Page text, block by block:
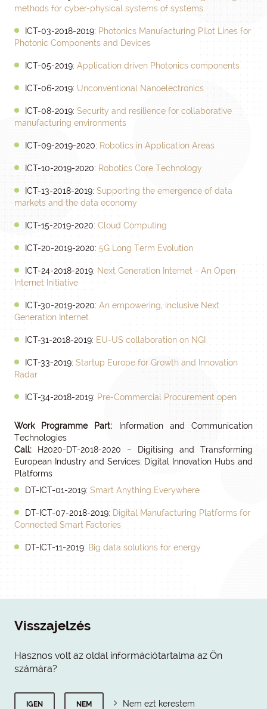
methods for cyber-physical systems of systems
ICT-03-2018-2019: Photonics Manufacturing Pilot Lines for
Photonic Components and Devices
ICT-05-2019: Application driven Photonics components
ICT-06-2019: Unconventional Nanoelectronics
ICT-08-2019: Security and resilience for collaborative
manufacturing environments
ICT-09-2019-2020: Robotics in Application Areas
ICT-10-2019-2020: Robotics Core Technology
ICT-13-2018-2019: Supporting the emergence of data
markets and the data economy
ICT-15-2019-2020: Cloud Computing
ICT-20-2019-2020: 5G Long Term Evolution
ICT-24-2018-2019: Next Generation Internet - An Open
Internet Initiative
ICT-30-2019-2020: An empowering, inclusive Next
Generation Internet
ICT-31-2018-2019: EU-US collaboration on NGI
ICT-33-2019: Startup Europe for Growth and Innovation
Radar
ICT-34-2018-2019: Pre-Commercial Procurement open
Work Programme Part: Information and Communication
Technologies
Call:
H2020-DT-2018-2020 – Digitising and Transforming
European Industry and Services: Digital Innovation Hubs and
Platforms
DT-ICT-01-2019: Smart Anything Everywhere
DT-ICT-07-2018-2019: Digital Manufacturing Platforms for
Connected Smart Factories
DT-ICT-11-2019: Big data solutions for energy
Visszajelzés
Hasznos volt az oldal információtartalma az Ön
számára?
IGEN NEM Nem ezt kerestem